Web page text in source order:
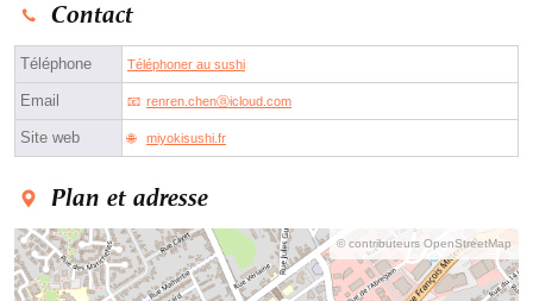
Contact
Téléphone Téléphoner au sushi
Email renren.chenⓐicloud.com
Site web miyokisushi.fr
Plan et adresse
© contributeurs OpenStreetMap